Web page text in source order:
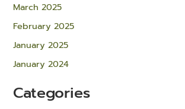
March 2025
February 2025
January 2025
January 2024
Categories